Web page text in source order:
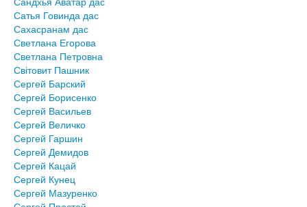
Сатья Говинда дас
Сахасранам дас
Светлана Егорова
Светлана Петровна
Світовит Пашник
Сергей Барский
Сергей Борисенко
Сергей Васильев
Сергей Величко
Сергей Гаршин
Сергей Демидов
Сергей Кацай
Сергей Кунец
Сергей Мазуренко